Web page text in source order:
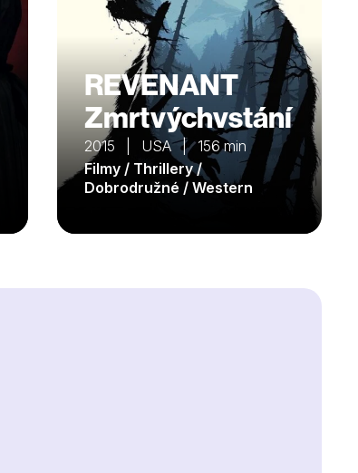
REVENANT
Zmrtvýchvstání
2015 | USA | 156 min
Filmy / Thrillery /
Dobrodružné / Western